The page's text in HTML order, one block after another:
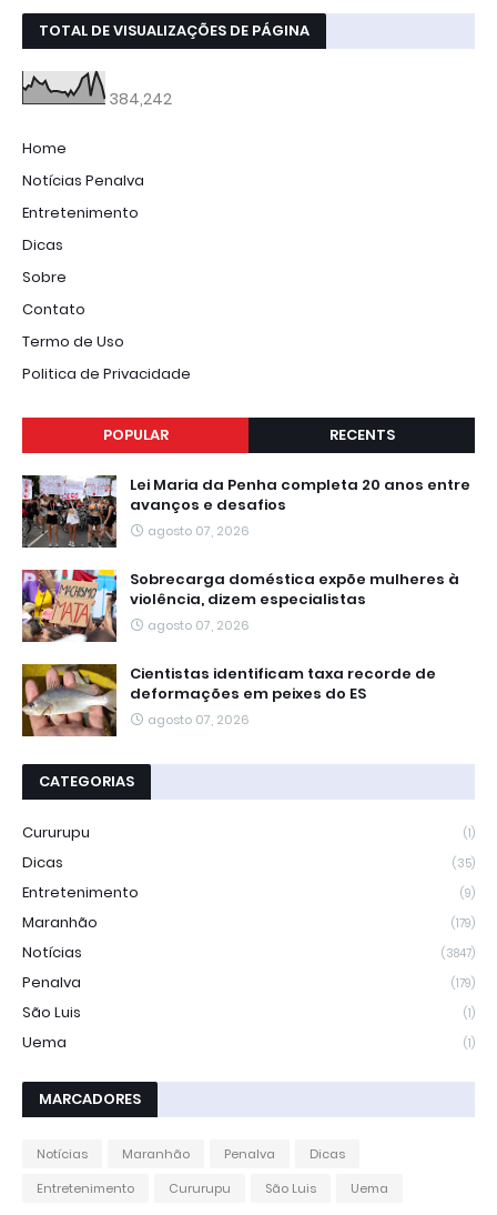
TOTAL DE VISUALIZAÇÕES DE PÁGINA
384,242
Home
Notícias Penalva
Entretenimento
Dicas
Sobre
Contato
Termo de Uso
Politica de Privacidade
POPULAR RECENTS
Lei Maria da Penha completa 20 anos entre
avanços e desafios
agosto 07, 2026
Sobrecarga doméstica expõe mulheres à
violência, dizem especialistas
agosto 07, 2026
Cientistas identificam taxa recorde de
deformações em peixes do ES
agosto 07, 2026
CATEGORIAS
Cururupu (1)
Dicas (35)
Entretenimento (9)
Maranhão (179)
Notícias (3847)
Penalva (179)
São Luis (1)
Uema (1)
MARCADORES
Notícias Maranhão Penalva
Dicas
Entretenimento
Cururupu São Luis Uema